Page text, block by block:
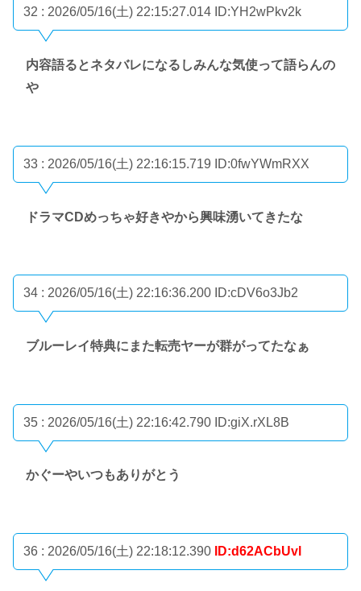
32 : 2026/05/16(土) 22:15:27.014 ID:YH2wPkv2k
内容語るとネタバレになるしみんな気使って語らんの
や
33 : 2026/05/16(土) 22:16:15.719 ID:0fwYWmRXX
ドラマCDめっちゃ好きやから興味湧いてきたな
34 : 2026/05/16(土) 22:16:36.200 ID:cDV6o3Jb2
ブルーレイ特典にまた転売ヤーが群がってたなぁ
35 : 2026/05/16(土) 22:16:42.790 ID:giX.rXL8B
かぐーやいつもありがとう
36 : 2026/05/16(土) 22:18:12.390 ID:d62ACbUvl